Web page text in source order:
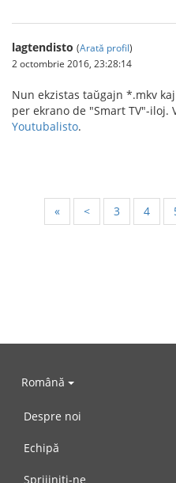
lagtendisto (Arată profil)
2 octombrie 2016, 23:28:14
Nun ekzistas taŭgajn *.mkv
per ekrano de "Smart TV"-iloj.
Youtubalisto.
« < 3 4
Română
Despre noi
Echipă
Sprijiniți-ne